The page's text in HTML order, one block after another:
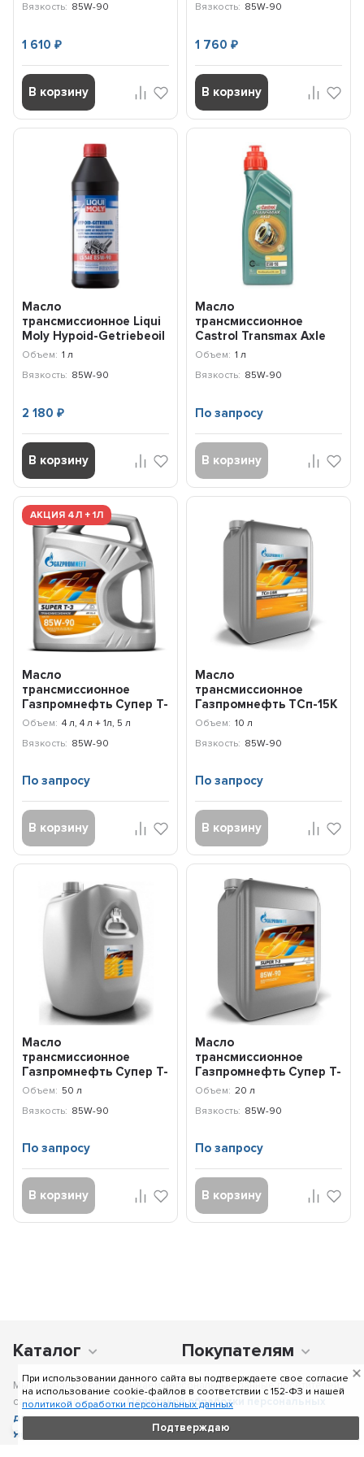
При использовании данного сайта вы подтверждаете свое согласие
на использование cookie-файлов в соответствии c 152-ФЗ и нашей
политикой обработки персональных данных
Подтверждаю
Вязкость: 85W-90
1 610₽
В корзину
Вязкость: 85W-90
1 760 ₽
В корзину
Масло
трансмиссионное Liqui
Moly Hypoid-Getriebeoil
LS 85W-90 (1л) 8039
Объем: 1 л
Вязкость: 85W-90
2 180₽
В корзину
Масло
трансмиссионное
Castrol Transmax Axle
EPX 85W-90 (1л) 15D87D
Объем: 1 л
Вязкость: 85W-90
По запросу
В корзину
АКЦИЯ 4Л + 1Л
Масло
трансмиссионное
Газпромнефть Супер T-
3 85W-90 GL-5 (АКЦИЯ
Объем: 4 л, 4 л + 1л, 5 л
Вязкость: 85W-90
По запросу
В корзину
Масло
трансмиссионное
Газпромнефть ТСп-15К
(10л) 2389901282
Объем: 10 л
Вязкость: 85W-90
По запросу
В корзину
Масло
трансмиссионное
Газпромнефть Супер T-
3 85W-90 GL-5 (50л)
Объем: 50 л
Вязкость: 85W-90
По запросу
В корзину
Масло
трансмиссионное
Газпромнефть Супер T-
3 85W-90 GL-5 (20л)
Объем: 20 л
Вязкость: 85W-90
По запросу
В корзину
Каталог Покупателям
Мы получаем и обрабатываем персональные данные посетителей
сайта в соответствии с Политикой обработки персональных
данных, в том числе с использованием сервиса аналитики
Яндекс.Метрика
. Отправка персональных данных с помощью